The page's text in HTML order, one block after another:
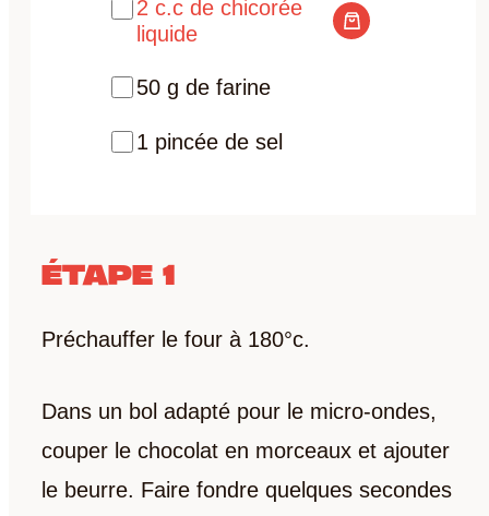
2 c.c de chicorée
liquide
50 g de farine
1 pincée de sel
ÉTAPE 1
Préchauffer le four à 180°c.
Dans un bol adapté pour le micro-ondes,
couper le chocolat en morceaux et ajouter
le beurre. Faire fondre quelques secondes